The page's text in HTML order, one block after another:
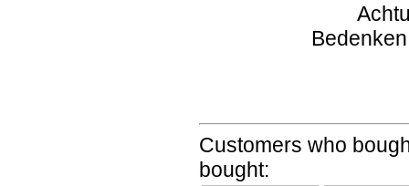
Customers who
bought: